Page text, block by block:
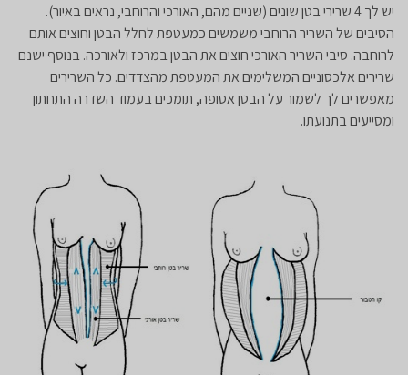
​יש לך 4 שרירי בטן שונים (שניים מהם, האורכי והרוחבי, נראים באיור).
הסיבים של השריר הרוחבי משמשים כמעטפת לחלל הבטן וחוצים אותם
לרוחבה. סיבי השריר האורכי חוצים את הבטן במרכז ולאורכה. בנוסף ישנם
שרירים אלכסוניים המשלימים את המעטפת מהצדדים. כל השרירים
מאפשרים לך לשמור על הבטן אסופה, תומכים בעמוד השדרה התחתון
ומסייעים בתנועתו.